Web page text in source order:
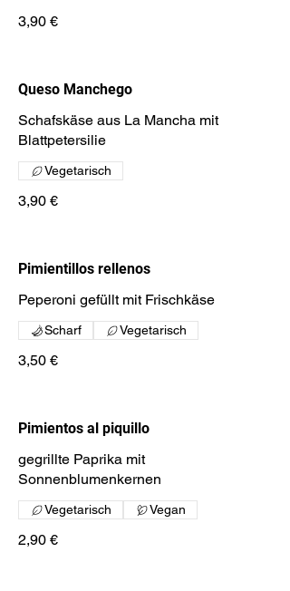
3,90 €
Queso Manchego
Schafskäse aus La Mancha mit
Blattpetersilie
3,90 €
Vegetarisch
Pimientillos rellenos
Peperoni gefüllt mit Frischkäse
3,50 €
Scharf Vegetarisch
Pimientos al piquillo
gegrillte Paprika mit
Sonnenblumenkernen
2,90 €
Vegetarisch Vegan